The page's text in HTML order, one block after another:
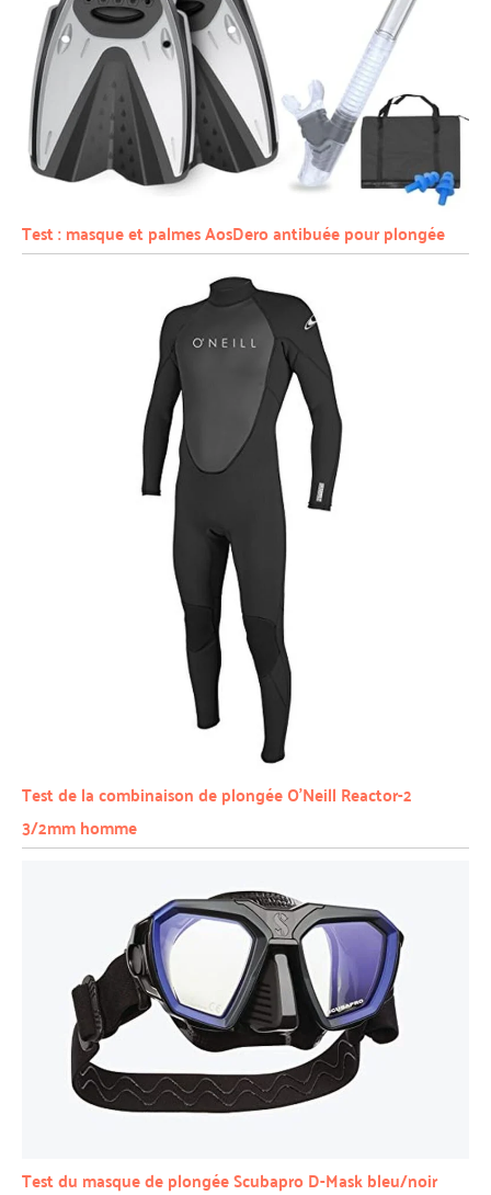
Test : masque et palmes AosDero antibuée pour plongée
Test de la combinaison de plongée O’Neill Reactor-2
3/2mm homme
Test du masque de plongée Scubapro D-Mask bleu/noir